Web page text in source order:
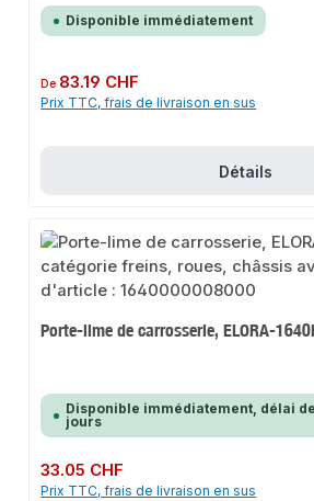
Disponible immédiatement
Prix régulier :
De 83.19 CHF
Prix TTC, frais de livraison en sus
Détails
Porte-lime de carrosserie, ELORA-
Disponible immédiatement, délai
jours
Prix régulier :
33.05 CHF
Prix TTC, frais de livraison en sus